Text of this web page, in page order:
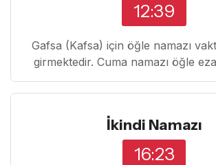
12:39
Gafsa (Kafsa) için öğle namazı
girmektedir. Cuma namazı öğle
İkindi Namazı
16:23